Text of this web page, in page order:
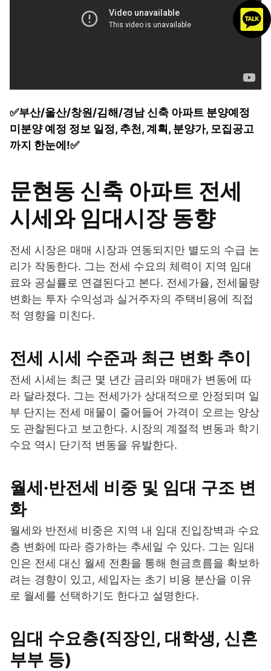
✅부산/울산/창원/김해/경남 신축 아파트 분양예정
미분양 예정 정보 일정, 추천, 계획, 분양가, 모집공고
까지 한눈에!✅
문현동 신축 아파트 전세
시세와 임대시장 동향
전세 시장은 매매 시장과 연동되지만 별도의 수급 논
리가 작동한다. 그는 전세 수요의 체력이 지역 임대
료와 공실률로 연결된다고 본다. 전세가율, 전세물량
변화는 투자 수익성과 실거주자의 주택비용에 직접
적 영향을 미친다.
전세 시세 수준과 최근 변화 추이
전세 시세는 최근 몇 년간 금리와 매매가 변동에 따
라 달라졌다. 그는 전세가가 상대적으로 안정되며 일
부 단지는 전세 매물이 줄어들어 가격이 오르는 양상
도 관찰된다고 보고한다. 시장의 계절적 변동과 학기
수요 역시 단기적 변동을 유발한다.
월세·반전세 비중 및 임대 구조 변
화
월세와 반전세 비중은 지역 내 임대 진입장벽과 수요
층 변화에 따라 증가하는 추세일 수 있다. 그는 임대
인은 전세 대신 월세 전환을 통해 현금흐름을 확보하
려는 경향이 있고, 세입자는 초기 비용 분산을 이유
로 월세를 선택하기도 한다고 설명한다.
임대 수요층(직장인, 대학생, 신혼
부부 등)